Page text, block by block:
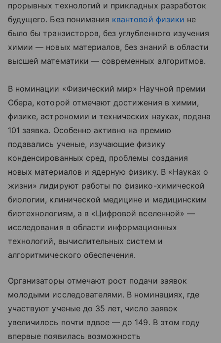
прорывных технологий и прикладных разработок
будущего. Без понимания квантовой физики не
было бы транзисторов, без углубленного изучения
химии — новых материалов, без знаний в области
высшей математики — современных алгоритмов.
В номинации «Физический мир» Научной премии
Сбера, которой отмечают достижения в химии,
физике, астрономии и технических науках, подана
101 заявка. Особенно активно на премию
подавались ученые, изучающие физику
конденсированных сред, проблемы создания
новых материалов и ядерную физику. В «Науках о
жизни» лидируют работы по физико-химической
биологии, клинической медицине и медицинским
биотехнологиям, а в «Цифровой вселенной» —
исследования в области информационных
технологий, вычислительных систем и
алгоритмического обеспечения.
Организаторы отмечают рост подачи заявок
молодыми исследователями. В номинациях, где
участвуют ученые до 35 лет, число заявок
увеличилось почти вдвое — до 149. В этом году
впервые появилась возможность